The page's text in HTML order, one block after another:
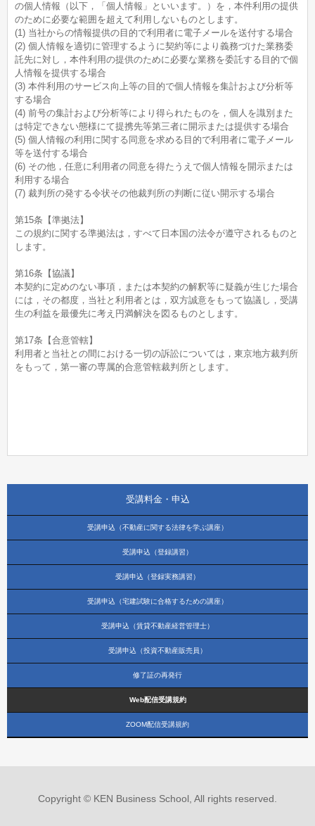
の個人情報（以下，「個人情報」といいます。）を，本件利用の提供
のために必要な範囲を超えて利用しないものとします。
(1) 当社からの情報提供の目的で利用者に電子メールを送付する場合
(2) 個人情報を適切に管理するように契約等により義務づけた業務委
託先に対し，本件利用の提供のために必要な業務を委託する目的で個
人情報を提供する場合
(3) 本件利用のサービス向上等の目的で個人情報を集計および分析等
する場合
(4) 前号の集計および分析等により得られたものを，個人を識別また
は特定できない態様にて提携先等第三者に開示または提供する場合
(5) 個人情報の利用に関する同意を求める目的で利用者に電子メール
等を送付する場合
(6) その他，任意に利用者の同意を得たうえで個人情報を開示または
利用する場合
(7) 裁判所の発する令状その他裁判所の判断に従い開示する場合
第15条【準拠法】
この規約に関する準拠法は，すべて日本国の法令が遵守されるものと
します。
第16条【協議】
本契約に定めのない事項，または本契約の解釈等に疑義が生じた場合
には，その都度，当社と利用者とは，双方誠意をもって協議し，受講
生の利益を最優先に考え円満解決を図るものとします。
第17条【合意管轄】
利用者と当社との間における一切の訴訟については，東京地方裁判所
をもって，第一審の専属的合意管轄裁判所とします。
受講料金・申込
受講申込（不動産に関する法律を学ぶ講座）
受講申込（登録講習）
受講申込（登録実務講習）
受講申込（宅建試験に合格するための講座）
受講申込（賃貸不動産経営管理士）
受講申込（投資不動産販売員）
修了証の再発行
Web配信受講規約
ZOOM配信受講規約
Copyright © KEN Business School, All rights reserved.